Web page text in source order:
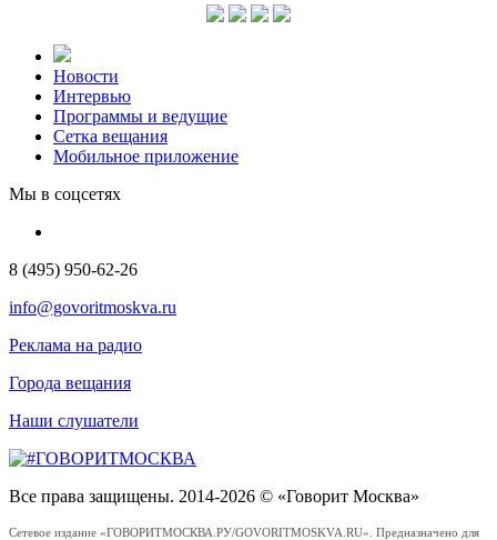
Новости
Интервью
Программы и ведущие
Сетка вещания
Мобильное приложение
Мы в соцсетях
8 (495) 950-62-26
info@govoritmoskva.ru
Реклама на радио
Города вещания
Наши слушатели
Все права защищены. 2014-2026 © «Говорит Москва»
Сетевое издание «ГОВОРИТМОСКВА.РУ/GOVORITMOSKVA.RU». Предназначено для